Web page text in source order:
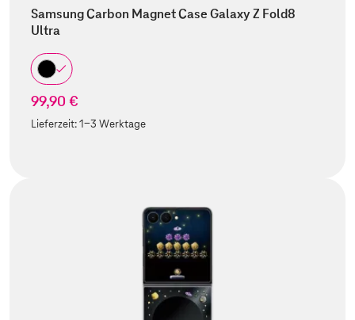
Samsung Carbon Magnet Case Galaxy Z Fold8
Ultra
99,90 €
Lieferzeit:1-3 Werktage